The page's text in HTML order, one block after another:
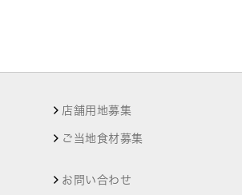
店舗用地募集
ご当地食材募集
お問い合わせ